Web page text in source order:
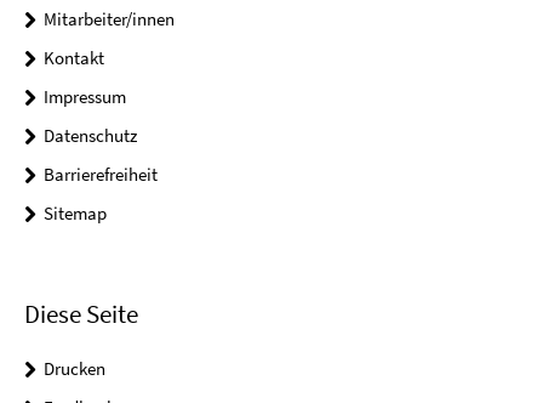
Mitarbeiter/innen
Kontakt
Impressum
Datenschutz
Barrierefreiheit
Sitemap
Diese Seite
Drucken